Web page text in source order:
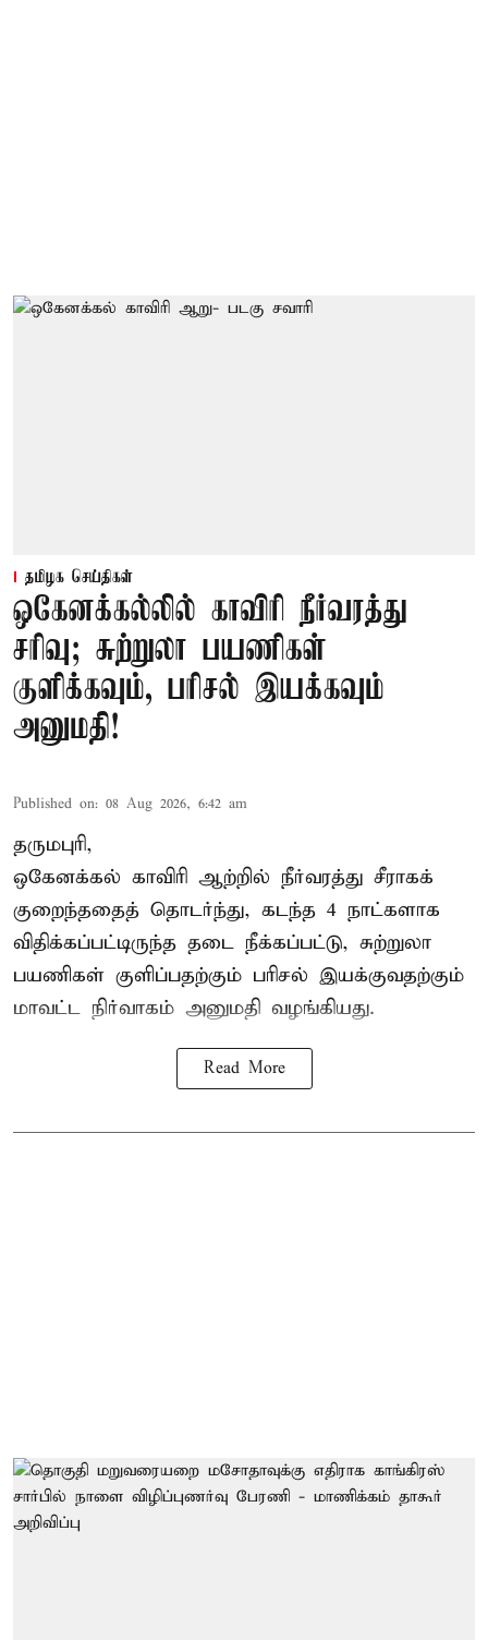
தமிழக செய்திகள்
ஒகேனக்கல்லில் காவிரி நீர்வரத்து
சரிவு; சுற்றுலா பயணிகள்
குளிக்கவும், பரிசல் இயக்கவும்
அனுமதி!
Published on: 08 Aug 2026, 6:42 am
தருமபுரி,
ஒகேனக்கல் காவிரி ஆற்றில் நீர்வரத்து சீராகக்
குறைந்ததைத் தொடர்ந்து, கடந்த 4 நாட்களாக
விதிக்கப்பட்டிருந்த தடை நீக்கப்பட்டு, சுற்றுலா
பயணிகள் குளிப்பதற்கும் பரிசல் இயக்குவதற்கும்
மாவட்ட நிர்வாகம் அனுமதி வழங்கியது.
Read More